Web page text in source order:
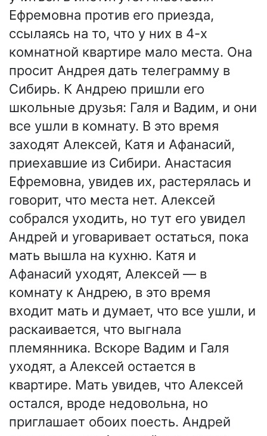
Ефремовна против его приезда,
ссылаясь на то, что у них в 4-х
комнатной квартире мало места. Она
просит Андрея дать телеграмму в
Сибирь. К Андрею пришли его
школьные друзья: Галя и Вадим, и они
все ушли в комнату. В это время
заходят Алексей, Катя и Афанасий,
приехавшие из Сибири. Анастасия
Ефремовна, увидев их, растерялась и
говорит, что места нет. Алексей
собрался уходить, но тут его увидел
Андрей и уговаривает остаться, пока
мать вышла на кухню. Катя и
Афанасий уходят, Алексей — в
комнату к Андрею, в это время
входит мать и думает, что все ушли, и
раскаивается, что выгнала
племянника. Вскоре Вадим и Галя
уходят, а Алексей остается в
квартире. Мать увидев, что Алексей
остался, вроде недовольна, но
приглашает обоих поесть. Андрей